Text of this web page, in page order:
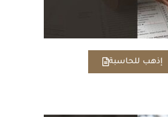
إذهب للحاسبة